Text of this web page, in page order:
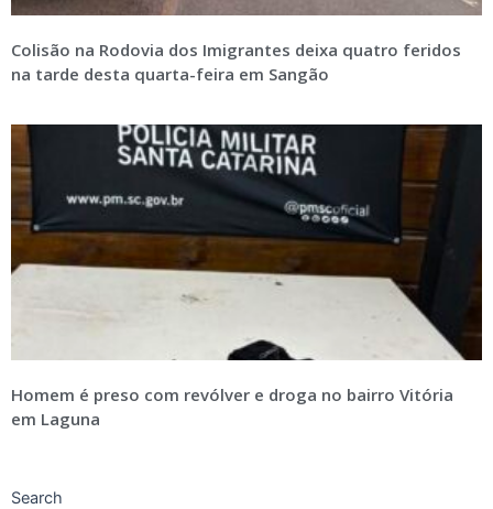
Colisão na Rodovia dos Imigrantes deixa quatro feridos
na tarde desta quarta-feira em Sangão
Homem é preso com revólver e droga no bairro Vitória
em Laguna
Search